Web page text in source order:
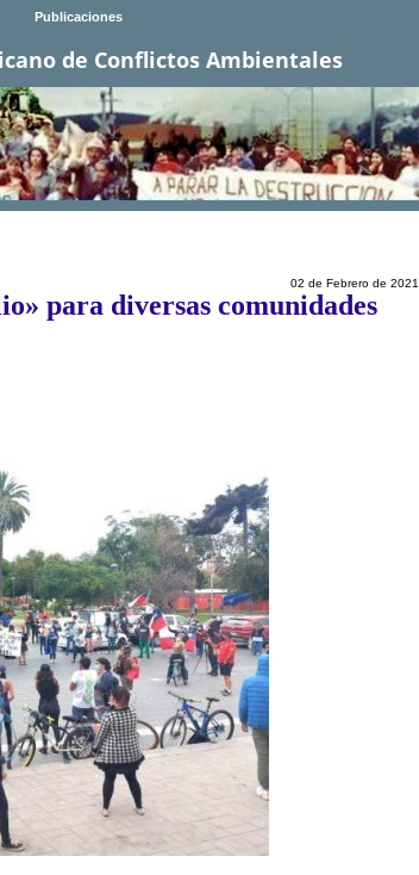
Publicaciones
de Conflictos Ambientales
02 de Febrero de 2021
para diversas comunidades